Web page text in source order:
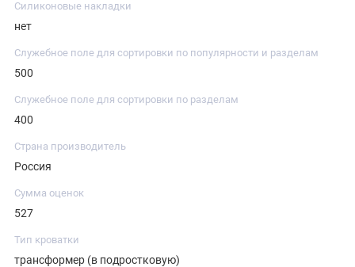
Силиконовые накладки
нет
Служебное поле для сортировки по популярности и разделам
500
Служебное поле для сортировки по разделам
400
Страна производитель
Россия
Сумма оценок
527
Тип кроватки
трансформер (в подростковую)